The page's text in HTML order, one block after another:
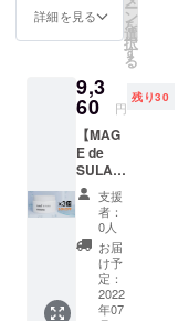
・送料
込み ※
通常価
3,900円
（送料
込み）
です。
※離島・
海外へ
の発送
は別途
料金が
発生い
たしま
す。 ※
こちら
のリ
詳細を見る ー
ン
を
選
択
す
る
9,3
60 円
残り30
【MAG
E de
SULA 3
個セッ
ト】 ・
商品約
20%OF
F（通常
価格よ
り780円
支援
者：
0人
お届
け予
定：
2022
年07